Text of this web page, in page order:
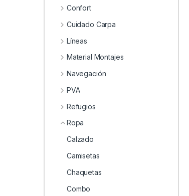
Confort
Cuidado Carpa
Líneas
Material Montajes
Navegación
PVA
Refugios
Ropa
Calzado
Camisetas
Chaquetas
Combo